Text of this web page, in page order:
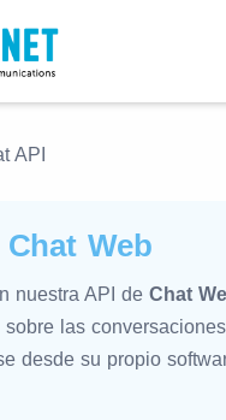
API
Web
nuestra API de Chat
sobre las
desde su propio